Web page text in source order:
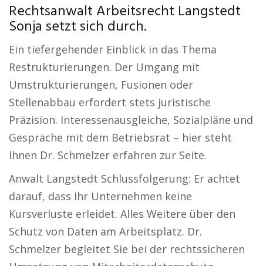
Rechtsanwalt Arbeitsrecht Langstedt
Sonja setzt sich durch.
Ein tiefergehender Einblick in das Thema
Restrukturierungen. Der Umgang mit
Umstrukturierungen, Fusionen oder
Stellenabbau erfordert stets juristische
Präzision. Interessenausgleiche, Sozialpläne und
Gespräche mit dem Betriebsrat – hier steht
Ihnen Dr. Schmelzer erfahren zur Seite.
Anwalt Langstedt Schlussfolgerung: Er achtet
darauf, dass Ihr Unternehmen keine
Kursverluste erleidet. Alles Weitere über den
Schutz von Daten am Arbeitsplatz. Dr.
Schmelzer begleitet Sie bei der rechtssicheren